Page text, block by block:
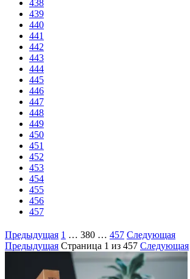
438
439
440
441
442
443
444
445
446
447
448
449
450
451
452
453
454
455
456
457
Предыдущая 1 … 380 … 457 Следующая
Предыдущая Страница 1 из 457 Следующая